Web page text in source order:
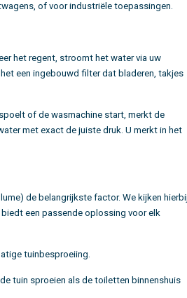
of voor industriële toepassingen.
het regent, stroomt het water via uw
een ingebouwd filter dat bladeren, takjes
of de wasmachine start, merkt de
met exact de juiste druk. U merkt in het
de belangrijkste factor. We kijken
een passende oplossing voor elk
tuinbesproeiing.
tuin sproeien als de toiletten binnenshuis